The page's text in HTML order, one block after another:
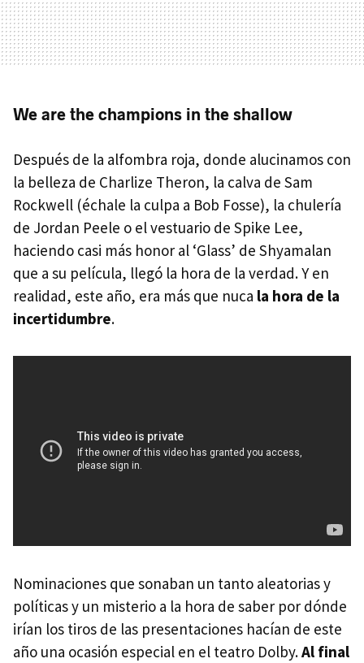
We are the champions in the shallow
Después de la alfombra roja, donde alucinamos con
la belleza de Charlize Theron, la calva de Sam
Rockwell (échale la culpa a Bob Fosse), la chulería
de Jordan Peele o el vestuario de Spike Lee,
haciendo casi más honor al ‘Glass’ de Shyamalan
que a su película, llegó la hora de la verdad. Y en
realidad, este año, era más que nuca la hora de la
incertidumbre.
Nominaciones que sonaban un tanto aleatorias y
políticas y un misterio a la hora de saber por dónde
irían los tiros de las presentaciones hacían de este
año una ocasión especial en el teatro Dolby.Al final